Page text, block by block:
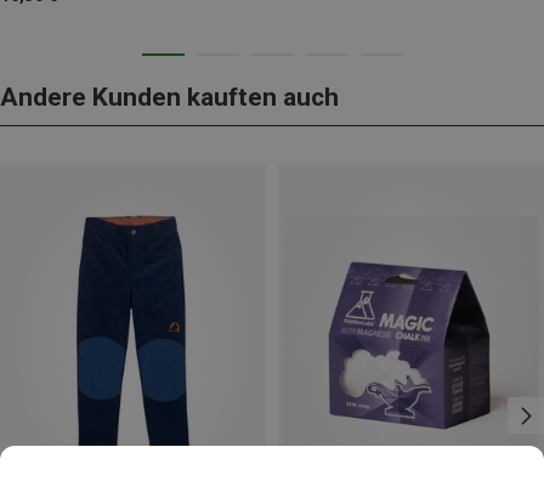
Andere Kunden kauften auch